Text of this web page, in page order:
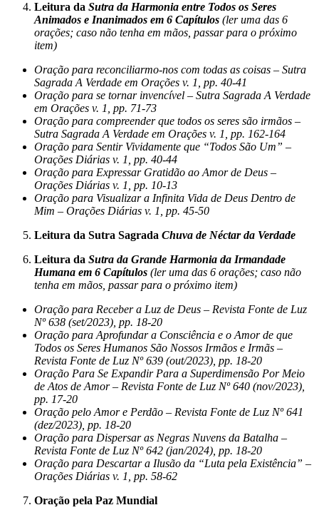
Leitura da Sutra da Harmonia entre Todos os Seres
Animados e Inanimados em 6 Capítulos (ler uma das 6
orações; caso não tenha em mãos, passar para o próximo
item)
Oração para reconciliarmo-nos com todas as coisas – Sutra
Sagrada A Verdade em Orações v. 1, pp. 40-41
Oração para se tornar invencível – Sutra Sagrada A Verdade
em Orações v. 1, pp. 71-73
Oração para compreender que todos os seres são irmãos –
Sutra Sagrada A Verdade em Orações v. 1, pp. 162-164
Oração para Sentir Vividamente que “Todos São Um” –
Orações Diárias v. 1, pp. 40-44
Oração para Expressar Gratidão ao Amor de Deus –
Orações Diárias v. 1, pp. 10-13
Oração para Visualizar a Infinita Vida de Deus Dentro de
Mim – Orações Diárias v. 1, pp. 45-50
Leitura da Sutra Sagrada Chuva de Néctar da Verdade
Leitura da Sutra da Grande Harmonia da Irmandade
Humana em 6 Capítulos (ler uma das 6 orações; caso não
tenha em mãos, passar para o próximo item)
Oração para Receber a Luz de Deus – Revista Fonte de Luz
Nº 638 (set/2023), pp. 18-20
Oração para Aprofundar a Consciência e o Amor de que
Todos os Seres Humanos São Nossos Irmãos e Irmãs –
Revista Fonte de Luz Nº 639 (out/2023), pp. 18-20
Oração Para Se Expandir Para a Superdimensão Por Meio
de Atos de Amor – Revista Fonte de Luz Nº 640 (nov/2023),
pp. 17-20
Oração pelo Amor e Perdão – Revista Fonte de Luz Nº 641
(dez/2023), pp. 18-20
Oração para Dispersar as Negras Nuvens da Batalha –
Revista Fonte de Luz Nº 642 (jan/2024), pp. 18-20
Oração para Descartar a Ilusão da “Luta pela Existência” –
Orações Diárias v. 1, pp. 58-62
Oração pela Paz Mundial